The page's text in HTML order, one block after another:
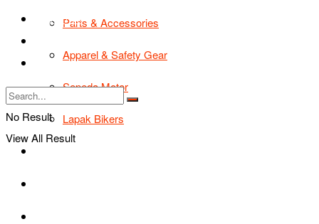
Parts & Accessories
Apparel & Safety Gear
Sepeda Motor
Lapak Bikers
TIPS & TRIK
Tentang Kami
No Result
View All Result